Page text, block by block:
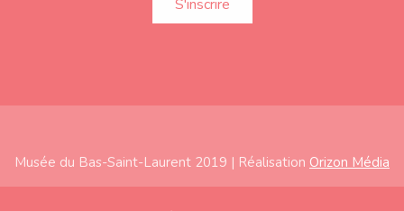
Musée du Bas-Saint-Laurent 2019 | Réalisation Orizon Média
Subfooter